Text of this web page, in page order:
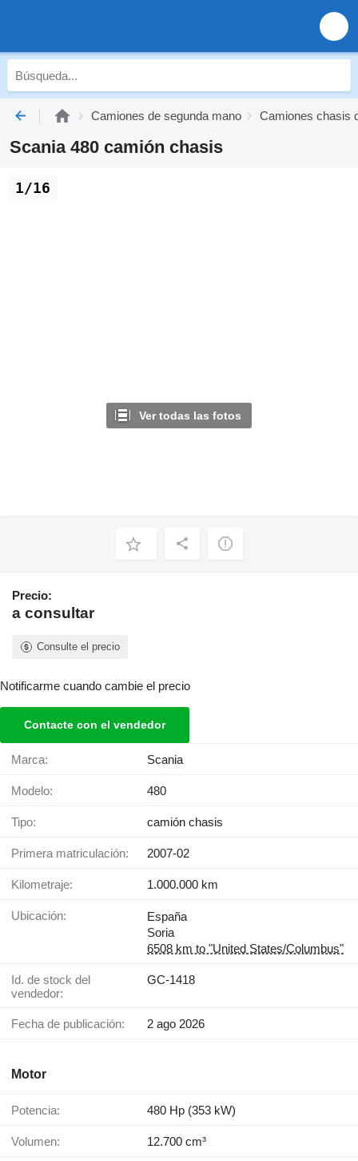
Camiones de segunda mano Camiones chasis
Scania 480 camión chasis
Ver todas las fotos
1/16
Precio:
a consultar
Consulte el precio
Notificarme cuando cambie el precio
Contacte con el vendedor
Marca: Scania
Modelo: 480
Tipo: camión chasis
Primera matriculación: 2007-02
Kilometraje: 1.000.000 km
Ubicación:
España
Soria
6508 km to "United States/Columbus"
Id. de stock del
vendedor:
GC-1418
Fecha de publicación: 2 ago 2026
Motor
Potencia: 480 Hp (353 kW)
Volumen: 12.700 cm³